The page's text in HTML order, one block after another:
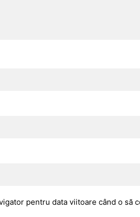
pentru data viitoare când o să